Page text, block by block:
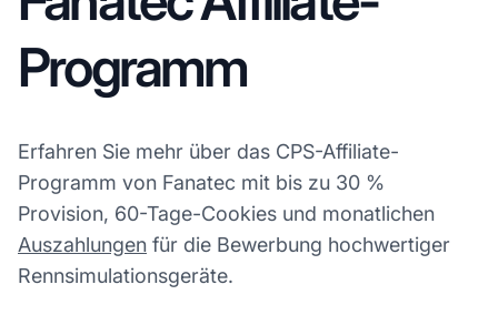
Programm
Erfahren Sie mehr über das CPS-Affiliate-
Programm von Fanatec mit bis zu 30 %
Provision, 60-Tage-Cookies und monatlichen
Auszahlungen für die Bewerbung hochwertiger
Rennsimulationsgeräte.